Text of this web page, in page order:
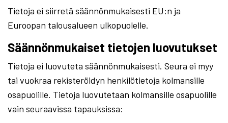
Tietoja ei siirretä säännönmukaisesti EU:n ja
Euroopan talousalueen ulkopuolelle.
Säännönmukaiset tietojen luovutukset
Tietoja ei luovuteta säännönmukaisesti. Seura ei myy
tai vuokraa rekisteröidyn henkilötietoja kolmansille
osapuolille. Tietoja luovutetaan kolmansille osapuolille
vain seuraavissa tapauksissa: